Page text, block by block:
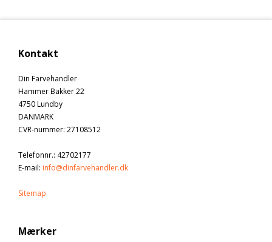
Kontakt
Din Farvehandler
Hammer Bakker 22
4750 Lundby
DANMARK
CVR-nummer: 27108512
Telefonnr.: 42702177
E-mail: info@dinfarvehandler.dk
Sitemap
Mærker